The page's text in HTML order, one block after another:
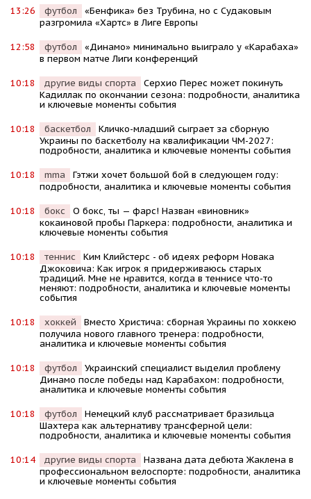
13:26 футбол
«Бенфика» без Трубина, но с Судаковым
разгромила «Хартс» в Лиге Европы
12:58 футбол
«Динамо» минимально выиграло у «Карабаха»
в первом матче Лиги конференций
10:18 другие виды спорта
Серхио Перес может покинуть
Кадиллак по окончании сезона: подробности, аналитика
и ключевые моменты события
10:18 баскетбол
Кличко-младший сыграет за сборную
Украины по баскетболу на квалификации ЧМ-2027:
подробности, аналитика и ключевые моменты события
10:18 mma
Гэтжи хочет большой бой в следующем году:
подробности, аналитика и ключевые моменты события
10:18 бокс
О бокс, ты — фарс! Назван «виновник»
кокаиновой пробы Паркера: подробности, аналитика и
ключевые моменты события
10:18 теннис
Kим Kлийстерс - об идеях реформ Новака
Джоковича: Kак игрок я придерживаюсь старых
традиций. Мне не нравится, когда в теннисе что-то
меняют: подробности, аналитика и ключевые моменты
события
10:18 хоккей
Вместо Христича: сборная Украины по хоккею
получила нового главного тренера: подробности,
аналитика и ключевые моменты события
10:18 футбол
Украинский специалист выделил проблему
Динамо после победы над Карабахом: подробности,
аналитика и ключевые моменты события
10:18 футбол
Немецкий клуб рассматривает бразильца
Шахтера как альтернативу трансферной цели:
подробности, аналитика и ключевые моменты события
10:14 другие виды спорта
Названа дата дебюта Жаклена в
профессиональном велоспорте: подробности, аналитика
и ключевые моменты события